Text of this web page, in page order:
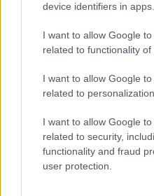
device identifiers in apps.
I want to allow Google
related to functionality of
I want to allow Google
related to personalization.
I want to allow Google
related to security,
functionality and fraud
user protection.